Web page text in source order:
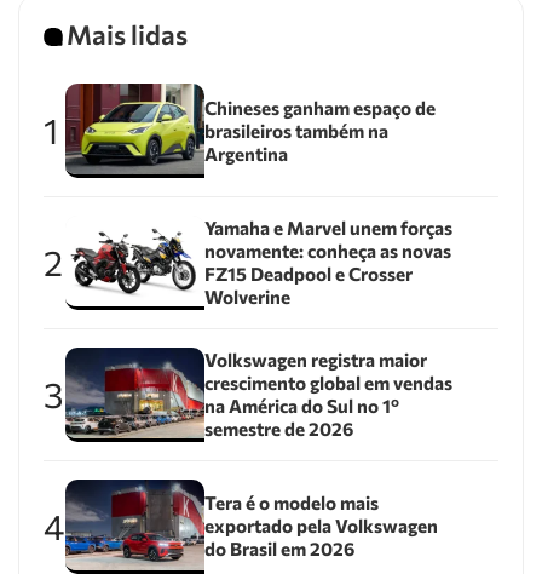
Mais lidas
1
Chineses ganham espaço de
brasileiros também na
Argentina
2
Yamaha e Marvel unem forças
novamente: conheça as novas
FZ15 Deadpool e Crosser
Wolverine
3
Volkswagen registra maior
crescimento global em vendas
na América do Sul no 1º
semestre de 2026
4
Tera é o modelo mais
exportado pela Volkswagen
do Brasil em 2026